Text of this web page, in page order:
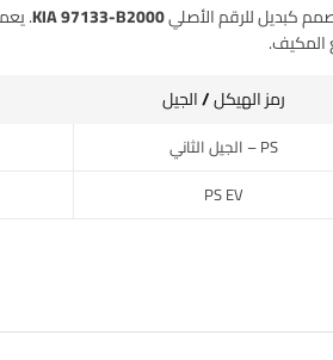
كبديل للرقم الأصليKIA 97133-B2000
.
المكيف.
رمز الهيكل / الجيل
PS – الجيل الثاني
PS EV